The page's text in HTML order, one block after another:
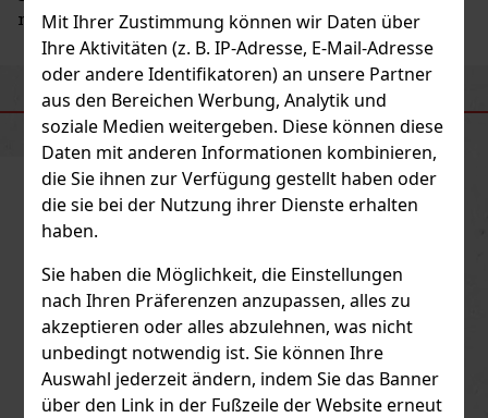
Mit Ihrer Zustimmung können wir Daten über
Ihre Aktivitäten (z. B. IP-Adresse, E-Mail-Adresse
oder andere Identifikatoren) an unsere Partner
aus den Bereichen Werbung, Analytik und
soziale Medien weitergeben. Diese können diese
Daten mit anderen Informationen kombinieren,
die Sie ihnen zur Verfügung gestellt haben oder
die sie bei der Nutzung ihrer Dienste erhalten
haben.
Sie haben die Möglichkeit, die Einstellungen
nach Ihren Präferenzen anzupassen, alles zu
akzeptieren oder alles abzulehnen, was nicht
unbedingt notwendig ist. Sie können Ihre
Auswahl jederzeit ändern, indem Sie das Banner
über den Link in der Fußzeile der Website erneut
man selbst zu sein.
ÄHNLICHE PRODUKTE